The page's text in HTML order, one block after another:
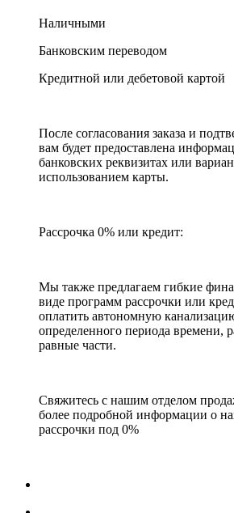
Наличными
Банковским переводом
Кредитной или дебетовой картой
После согласования заказа и
вам будет предоставлена
банковских реквизитах или
использованием карты.
Рассрочка 0% или кредит:
Мы также предлагаем гибкие
виде программ рассрочки или
оплатить автономную
определенного периода времени,
равные части.
Свяжитесь с нашим отделом
более подробной информации о
рассрочки под 0%